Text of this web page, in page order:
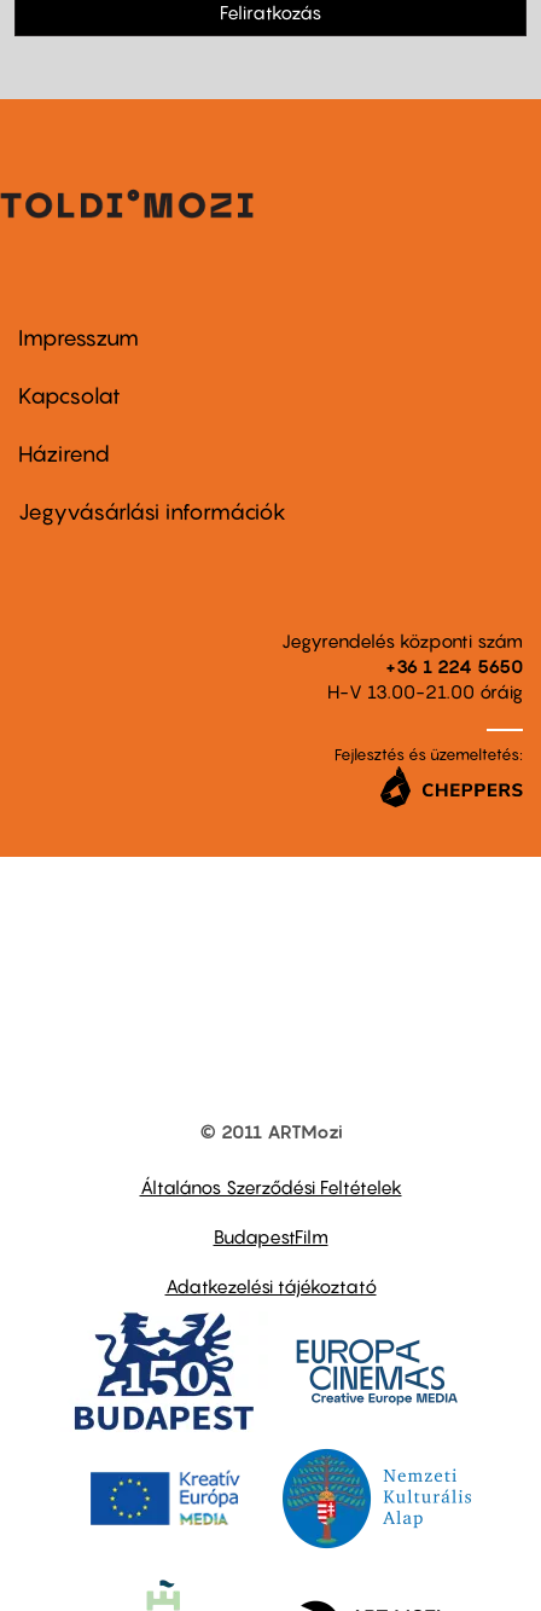
Feliratkozás
Footer
first
Impresszum
Kapcsolat
Footer
second
Házirend
Jegyvásárlási információk
Jegyrendelés központi szám
+36 1 224 5650
H-V 13.00-21.00 óráig
Fejlesztés és üzemeltetés:
© 2011 ARTMozi
Általános Szerződési Feltételek
BudapestFilm
Adatkezelési tájékoztató